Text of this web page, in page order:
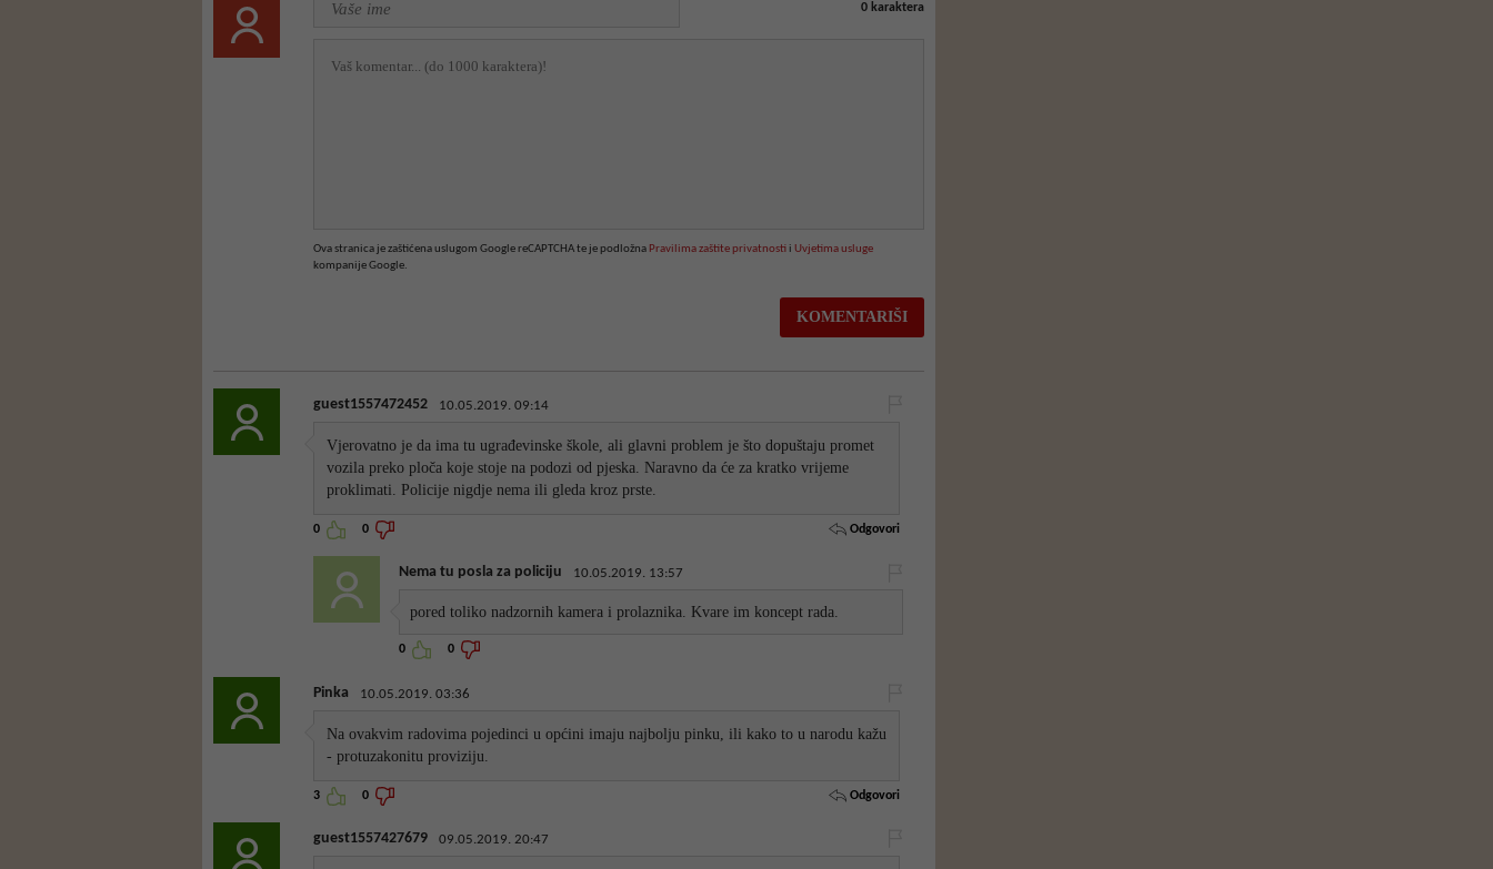
0karaktera
Ova stranica je zaštićena uslugom Google reCAPTCHA te je podložna Pravilima zaštite privatnostii Uvjetima usluge
kompanije Google.
guest1557472452 10.05.2019. 09:14
Vjerovatno je da ima tu ugrađevinske škole, ali glavni problem je što dopuštaju promet
vozila preko ploča koje stoje na podozi od pjeska. Naravno da će za kratko vrijeme
proklimati. Policije nigdje nema ili gleda kroz prste.
0 0 Odgovori
Nema tu posla za policiju 10.05.2019. 13:57
pored toliko nadzornih kamera i prolaznika. Kvare im koncept rada.
0 0
Pinka 10.05.2019. 03:36
Na ovakvim radovima pojedinci u općini imaju najbolju pinku, ili kako to u narodu kažu
- protuzakonitu proviziju.
3 0 Odgovori
guest1557427679 09.05.2019. 20:47